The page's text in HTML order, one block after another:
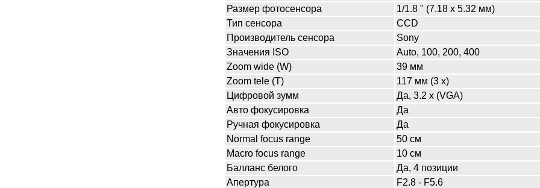
Размер фотосенсора
1/1.8 " (7.18 x 5.32 мм)
Тип сенсора
CCD
Производитель сенсора
Sony
Значения ISO
Auto, 100, 200, 400
Zoom wide (W)
39 мм
Zoom tele (T)
117 мм (3 x)
Цифровой зумм
Да, 3.2 x (VGA)
Авто фокусировка
Да
Ручная фокусировка
Да
Normal focus range
50 см
Macro focus range
10 см
Балланс белого
Да, 4 позиции
Апертура
F2.8 - F5.6